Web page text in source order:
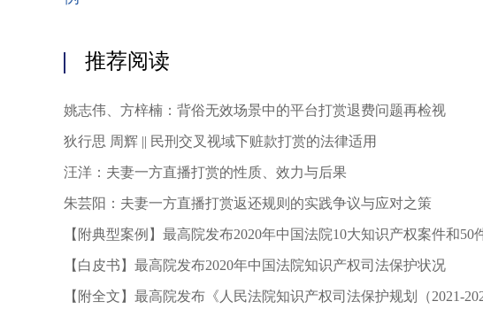
推荐阅读
姚志伟、方梓楠：背俗无效场景中的平台打赏退费问题再检视
狄行思 周辉 || 民刑交叉视域下赃款打赏的法律适用
汪洋：夫妻一方直播打赏的性质、效力与后果
朱芸阳：夫妻一方直播打赏返还规则的实践争议与应对之策
【附典型案例】最高院发布2020年中国法院10大知识产权案件和50
知识产权案例
【白皮书】最高院发布2020年中国法院知识产权司法保护状况
【附全文】最高院发布《人民法院知识产权司法保护规划（2021-